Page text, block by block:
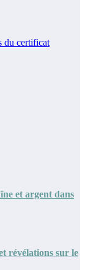
du certificat
et argent dans
révélations sur le